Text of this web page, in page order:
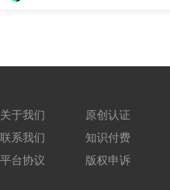
关于我们
联系我们
平台协议
原创认证
知识付费
版权申诉